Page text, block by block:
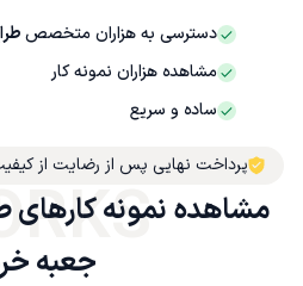
دسترسی به هزاران متخصص
مشاهده هزاران نمونه کار
ساده و سریع
پرداخت نهایی پس از رضایت از
مشاهده نمونه کارهای
جعبه